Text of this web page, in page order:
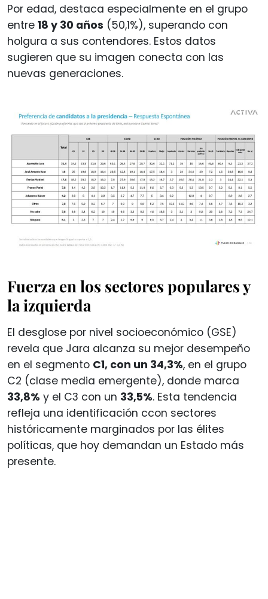
Por edad, destaca especialmente en el grupo
entre 18 y 30 años (50,1%), superando con
holgura a sus contendores. Estos datos
sugieren que su imagen conecta con las
nuevas generaciones.
Fuerza en los sectores populares y
la izquierda
El desglose por nivel socioeconómico (GSE)
revela que Jara alcanza su mejor desempeño
en el segmento C1, con un 34,3%, en el grupo
C2 (clase media emergente), donde marca
33,8% y el C3 con un 33,5%. Esta tendencia
refleja una identificación ccon sectores
históricamente marginados por las élites
políticas, que hoy demandan un Estado más
presente.